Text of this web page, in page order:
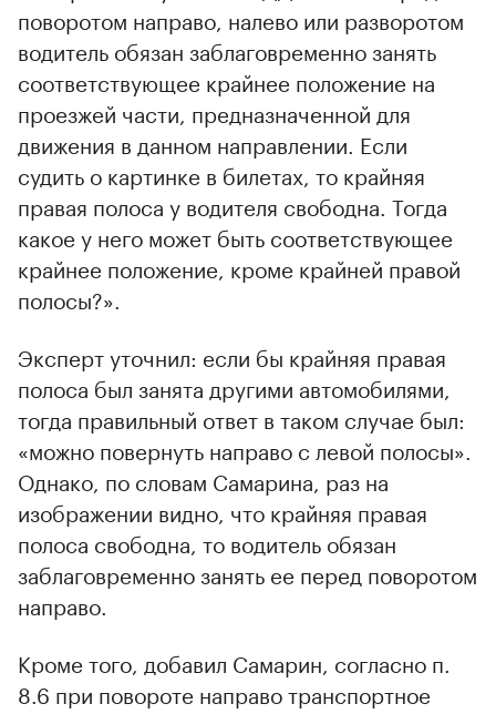
поворотом направо, налево или разворотом
водитель обязан заблаговременно занять
соответствующее крайнее положение на
проезжей части, предназначенной для
движения в данном направлении. Если
судить о картинке в билетах, то крайняя
правая полоса у водителя свободна. Тогда
какое у него может быть соответствующее
крайнее положение, кроме крайней правой
полосы?».
Эксперт уточнил: если бы крайняя правая
полоса был занята другими автомобилями,
тогда правильный ответ в таком случае был:
«можно повернуть направо с левой полосы».
Однако, по словам Самарина, раз на
изображении видно, что крайняя правая
полоса свободна, то водитель обязан
заблаговременно занять ее перед поворотом
направо.
Кроме того, добавил Самарин, согласно п.
8.6 при повороте направо транспортное